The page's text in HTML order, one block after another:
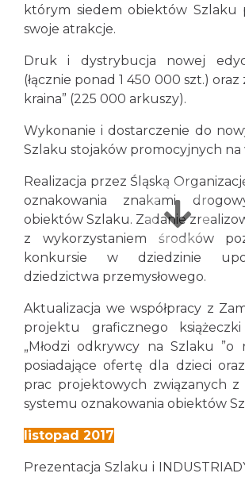
którym siedem obiektów Szlaku
swoje atrakcje.
Druk i dystrybucja nowej
(łącznie ponad 1 450 000 szt.) oraz
kraina” (225 000 arkuszy).
Wykonanie i dostarczenie do
Szlaku stojaków promocyjnych na
Realizacja przez Śląską
oznakowania znakami
obiektów Szlaku. Zadanie
z wykorzystaniem środków
konkursie w dziedzinie
dziedzictwa przemysłowego.
Aktualizacja we współpracy z
projektu graficznego
„Młodzi odkrywcy na Szlaku ”o
posiadające ofertę dla dzieci
prac projektowych związanych z
systemu oznakowania obiektów
listopad 2017
Prezentacja Szlaku i